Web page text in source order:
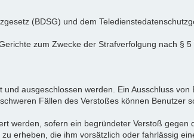
(BDSG) und dem
zum Zwecke der Strafverfolgung nach § 5
ausgeschlossen werden. Ein Ausschluss
Fällen des Verstoßes können Benutzer
werden, sofern ein begründeter Verstoß gegen
erheben, die ihm vorsätzlich oder fahrlässig